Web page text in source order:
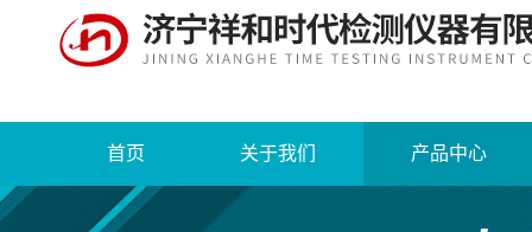
首页 关于我们 产品中心